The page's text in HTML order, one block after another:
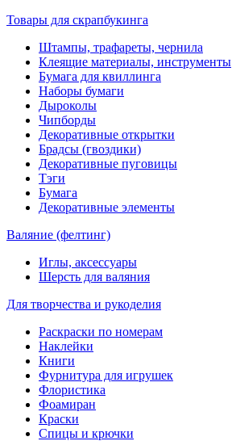
Товары для скрапбукинга
Штампы, трафареты, чернила
Клеящие материалы, инструменты
Бумага для квиллинга
Наборы бумаги
Дыроколы
Чипборды
Декоративные открытки
Брадсы (гвоздики)
Декоративные пуговицы
Тэги
Бумага
Декоративные элементы
Валяние (фелтинг)
Иглы, аксессуары
Шерсть для валяния
Для творчества и рукоделия
Раскраски по номерам
Наклейки
Книги
Фурнитура для игрушек
Флористика
Фоамиран
Краски
Спицы и крючки